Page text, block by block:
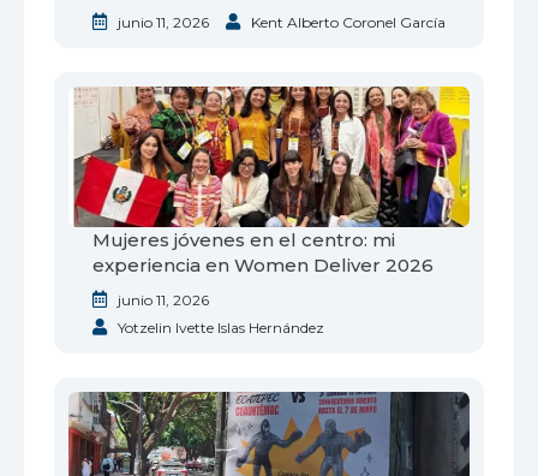
junio 11, 2026 Kent Alberto Coronel García
Mujeres jóvenes en el centro: mi
experiencia en Women Deliver 2026
junio 11, 2026
Yotzelin Ivette Islas Hernández